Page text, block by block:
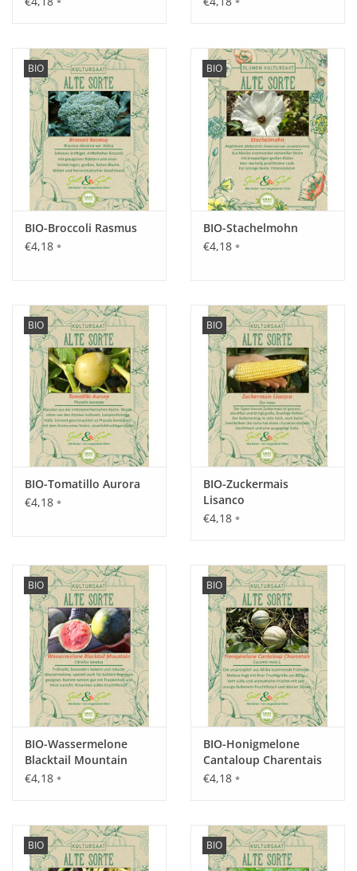
Aussaat:
Garten.
Keimung:
Ca. 1 Woche nach dem Einpflanzen bei einer Keimtemperatur
zwischen 18 - 22°C.
Kultur:
Standort:
Hauswand oder Freiland überdacht, sonnig bis halbschattig,
nährstoffreicher, durchlässiger Boden.
Ernte / Blüte:
Anfang Juli bis Ende September .
Verwendung:
Ideale Verwendung findet Jutta neben Saucen und Suppen
auch in Eintöpfen und Aufläufen.
Tipp:
Mehrtriebige Pflanze, daher nicht ausgeizen.
Inhalt:
8 Korn
BIO
BIO-Broccoli Rasmus
€4,18 *
BIO
BIO-Stachelmohn
€4,18 *
BIO
BIO-Tomatillo Aurora
€4,18 *
BIO
BIO-Zuckermais
Lisanco
€4,18 *
BIO
BIO-Wassermelone
Blacktail Mountain
€4,18 *
BIO
BIO-Honigmelone
Cantaloup Charentais
€4,18 *
BIO BIO